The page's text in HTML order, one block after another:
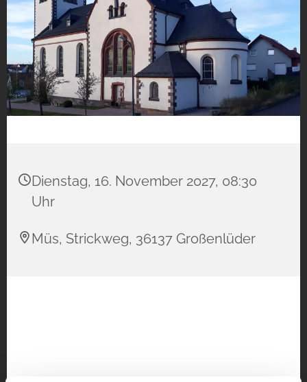
Dienstag, 16. November 2027, 08:30
Uhr
Müs, Strickweg, 36137 Großenlüder